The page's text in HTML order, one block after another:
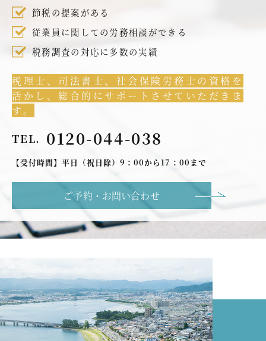
節税の提案がある
従業員に関しての労務相談ができる
税務調査の対応に多数の実績
税理士、司法書士、社会保険労務士の資格を
活かし、総合的にサポートさせていただきま
す。
TEL. 0120-044-038
【受付時間】平日（祝日除）9：00から17：00まで
ご予約・お問い合わせ